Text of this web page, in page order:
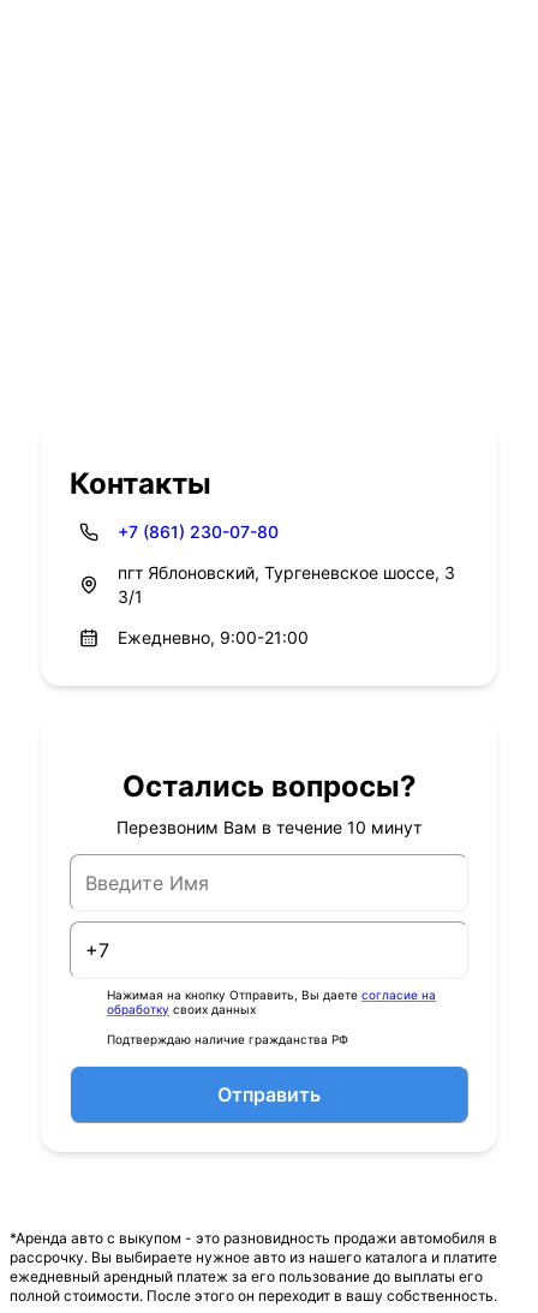
Контакты
+7 (861) 230-07-80
пгт Яблоновский, Тургеневское шоссе, 3
3/1
Ежедневно, 9:00-21:00
Остались вопросы?
Перезвоним Вам в течение 10 минут
Нажимая на кнопку Отправить, Вы даете согласие на
обработку своих данных
Подтверждаю наличие гражданства РФ
Отправить
*Аренда авто с выкупом - это разновидность продажи автомобиля в
рассрочку. Вы выбираете нужное авто из нашего каталога и платите
ежедневный арендный платеж за его пользование до выплаты его
полной стоимости. После этого он переходит в вашу собственность.